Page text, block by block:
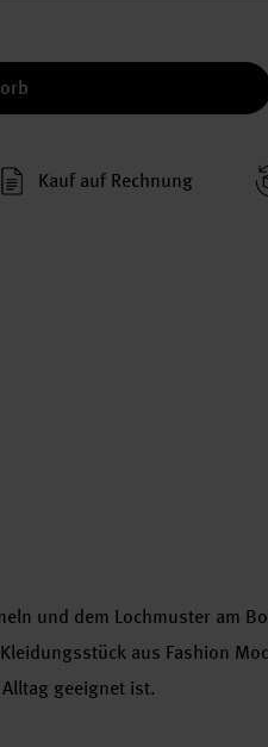
Kauf auf Rechnung
und dem Lochmuster am
aus Fashion
geeignet ist.